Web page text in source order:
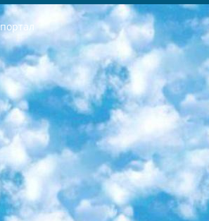
9 классов общесредних образовательных учреждений. Экзамены по предмету «Образование, квалификация медицина» 1-6 мая 2024 года. сотрудники перевести под присмотр (с отклонениями в физическом или умственном развитии) специализированная школа для детей, школы-интернаты и со сколиозом школы-интернаты санаторного типа для больных детей исключены). 9. Он был слепым, слабовидящим и имел нарушения опорно-двигательного аппарата. экзамены в специализированных школах и интернатах для детей должны проводиться исходя из требований, предъявляемых к общеобразовательным учреждениям (физкультура кроме науки). 10. Специализированная школа для глухих и слабослышащих детей. и экзамены в интернатах и быть реализован в виде письменного теста по математике. 11. Специальность для умственно отсталых детей. Для 9 класса Родной язык и литературное письмо Государственный язык (язык обучения – узбекский). для неклассов) написано Математическое письмо Письменная/устная история Узбекистана Физическое воспитание практично Итоговый контроль Для 11 класса Написание родного языка и литературы (эссе) Математическое письмо Узбекский язык (обучение на узбекском языке) не посещающее общее среднее образование для учреждений)/Образовательное учреждение выбор письменный и устный Иностранный язык письменный/устный Письменная/устная история Узбекистана *По выбору студента:  Химия  Физика  Основы государственного права  География 10 бесплатных образовательных ресурсов - Мы составили подборку онлайн-проектов с интерактивными упражнениями, видеолекциями и статьями. Они помогут вам обрести новые и освежить старые знания бесплатно. 1. «ИНТУИТ» Старейшая образовательная площадка Рунета. Здесь вы найдёте сотни текстовых и видеокурсов на десятки различных тем — от программирования до психологии. Многие курсы подготовлены российскими университетами и крупными международными компаниями вроде Intel и Microsoft. Самостоятельное обучение бесплатное, но желающие могут оплатить услуги персональных наставников. 2. «Смартия» знакомит с актуальными профессиями и подсказывает, как им обучаться. Выбрав заинтересовавшую вас специальность — SMM-специалист, фотограф, веб-дизайнер или другую, — увидите список необходимых для неё умений. Чтобы вы могли освоить их самостоятельно, для каждого умения площадка отображает подборку ссылок на учебные материалы. Хотя «Смартия» ориентируется на русскоязычную аудиторию, часть контента всё же доступна только на английском. 3. «Лекторий Физтеха» Проект Московского физико-технического института (Физтеха). С его помощью вы можете смотреть онлайн серии лекций, записанные на видео в этом вузе. В числе доступных предметов — физика, биология, химия, информационные технологии и другие. К некоторым лекциям администрация ресурса прилагает готовые конспекты, которые можно скачивать в PDF-формате. 4. ITMOcourses Онлайн-площадка Санкт-Петербургского национального исследовательского университета информационных технологий, механики и оптики (ИТМО). Ресурс предоставляет свободный доступ к курсам, разработанным в этом вузе. Каталог материалов разбит на четыре категории: «Оптические системы и технологии», «Приборостроение и робототехника», «Информационные технологии» и «Биотехнологии». Курсы состоят из видеолекций, интерактивных демонстраций и заданий. 5. «КиберЛенинка» Электронная научная библиотека открытого доступа. Каталог площадки регулярно обрастает текстами статей из различных научных изданий. Сгруппированные по журналам и рубрикам публикации можно читать онлайн или скачивать целиком в PDF-формате. Проект нацелен на популяризацию науки за счёт открытого доступа к качественной информации. 6. «ПостНаука» На этом ресурсе публикуют подборки видеолекций, составленные экспертами из разных отраслей и объединённые общими темами. Среди них, к примеру, есть серии «Биоинформатика и геномика», «Культура средневековой Скандинавии» и Cinema Studies о теории кино. Каждая подборка лекций — логически связанная история, рассказанная экспертом от первого лица. Кроме того, на сайте появляются научно-образовательные статьи и тесты на разные темы. 7. «Newочём» Команда проекта «Newочём» отбирает самые интересные тексты из англоязычных СМИ и переводит те из них, за которые голосуют участники сообщества «ВКонтакте». По большей части это научно-популярные статьи. Редакторы придумывают лишь заголовки, в остальном содержание переводов соответствует оригиналам. Полные тексты можно читать прямо в социальной сети. 8. InternetUrok Онлайн-база материалов по основным дисциплинам школьной программы. Информация на сайте структурирована по классам, предметам и темам (урокам). Каждый урок состоит из видеолекций и конспектов. Есть также интерактивные тренажёры и тесты для закрепления пройденного материала. Даже если вы давно окончили школу, возможность повторить программу старших классов всегда может пригодиться. 9. Edutainme Ещё один ресурс об образовании. В отличие от Newtonew, как мне кажется, Edutainme больше ориентируется на представителей индустрии: педагогов, предпринимателей, разработчиков образовательных проектов. Но и любой, кто просто стремится к саморазвитию, найдёт на сайте много полезного и интересного для себя. Например, информацию о новых курсах и образовательных сервисах. 10. Newtonew Онлайн-медиа об образовании и обучении в широком смысле. Авторы Newtonew пишут об инструментах, заведениях, тактиках и стратегиях, которые помогают учить других и получать новые знания самостоятельно. На этой площадке вы найдёте новости, обзоры, аналитические мат